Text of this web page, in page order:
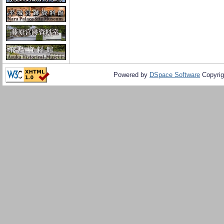
Powered by DSpace Software